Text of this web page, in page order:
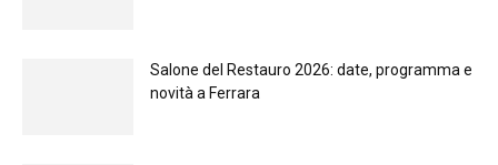
Salone del Restauro 2026: date, programma e
novità a Ferrara